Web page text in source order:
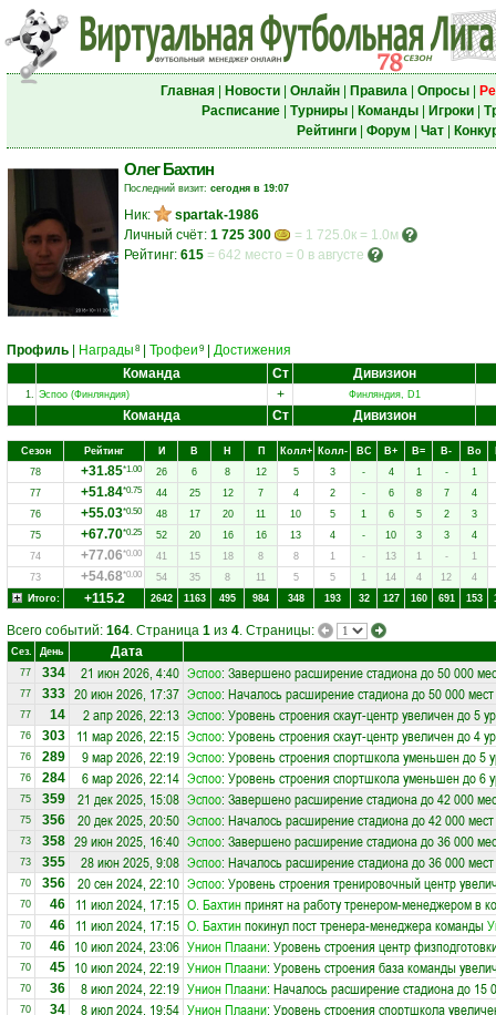
Главная| Новости| Онлайн| Правила| Опросы|
Расписание| Турниры| Команды| Игроки|
Рейтинги| Форум Чат|
Олег Бахтин
Последний визит: сегодня в 19:07
Ник:
spartak-1986
Личный счёт: 1 725 300
= 1 725.0к = 1.0м
Рейтинг: 615 = 642 место = 0 в августе
Профиль Награды 8 Трофеи 9
Достижения
Команда
Ст Дивизион
1. Эспоо (Финляндия) + Финляндия, D1
Команда Ст Дивизион
Сезон Рейтинг И В Н П Колл+ Колл- ВC В+ В= В- Вo
78
+31.85*1.00 26 6 8 12 5 3 - 4 1 -
1
77
+51.84*0.75 44 25 12 7 4 2 - 6 8 7
4
76
+55.03*0.50 48 17 20 11 10 5 1 6 5 2
3
75
+67.70*0.25 52 20 16 16 13 4 - 10 3 3
4
74
+77.06*0.00 41 15 18 8 8 1 - 13 1 -
1
73
+54.68*0.00 54 35 8 11 5 5 1 14 4 12
4
Итого:
+115.2 2642 1163 495 984 348 193 32 127 160 691 153
Всего событий: 164. Страница 1 из 4. Страницы:
Сез. День Дата
77 334 21 июн 2026, 4:40 Эспоо: Завершено расширение стадиона до 50 000
77 333 20 июн 2026, 17:37 Эспоо: Началось расширение стадиона до 50 000 мест
77 14 2 апр 2026, 22:13 Эспоо: Уровень строения скаут-центр увеличен до 5
76 303 11 мар 2026, 22:15 Эспоо: Уровень строения скаут-центр увеличен до 4
76 289 9 мар 2026, 22:19 Эспоо: Уровень строения спортшкола уменьшен до 5
76 284 6 мар 2026, 22:14 Эспоо: Уровень строения спортшкола уменьшен до 6
75 359 21 дек 2025, 15:08 Эспоо: Завершено расширение стадиона до 42 000
75 356 20 дек 2025, 20:50 Эспоо: Началось расширение стадиона до 42 000 мест
73 358 29 июн 2025, 16:40 Эспоо: Завершено расширение стадиона до 36 000
73 355 28 июн 2025, 9:08 Эспоо: Началось расширение стадиона до 36 000 мест
70 356 20 сен 2024, 22:10 Эспоо: Уровень строения тренировочный центр
70 46 11 июл 2024, 17:15 О. Бахтинпринят на работу тренером-менеджером в
70 46 11 июл 2024, 17:15 О. Бахтинпокинул пост тренера-менеджера команды
70 46 10 июл 2024, 23:06 Унион Плаани: Уровень строения центр
70 45 10 июл 2024, 22:19 Унион Плаани: Уровень строения база команды
70 36 8 июл 2024, 22:19 Унион Плаани: Началось расширение стадиона до 15
70 34 8 июл 2024, 19:54 Унион Плаани: Уровень строения спортшкола